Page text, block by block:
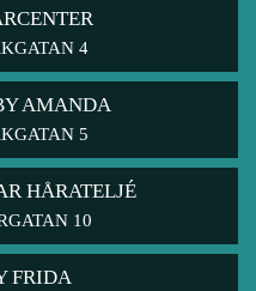
4
AMANDA
5
HÅRATELJÉ
10
FRIDA